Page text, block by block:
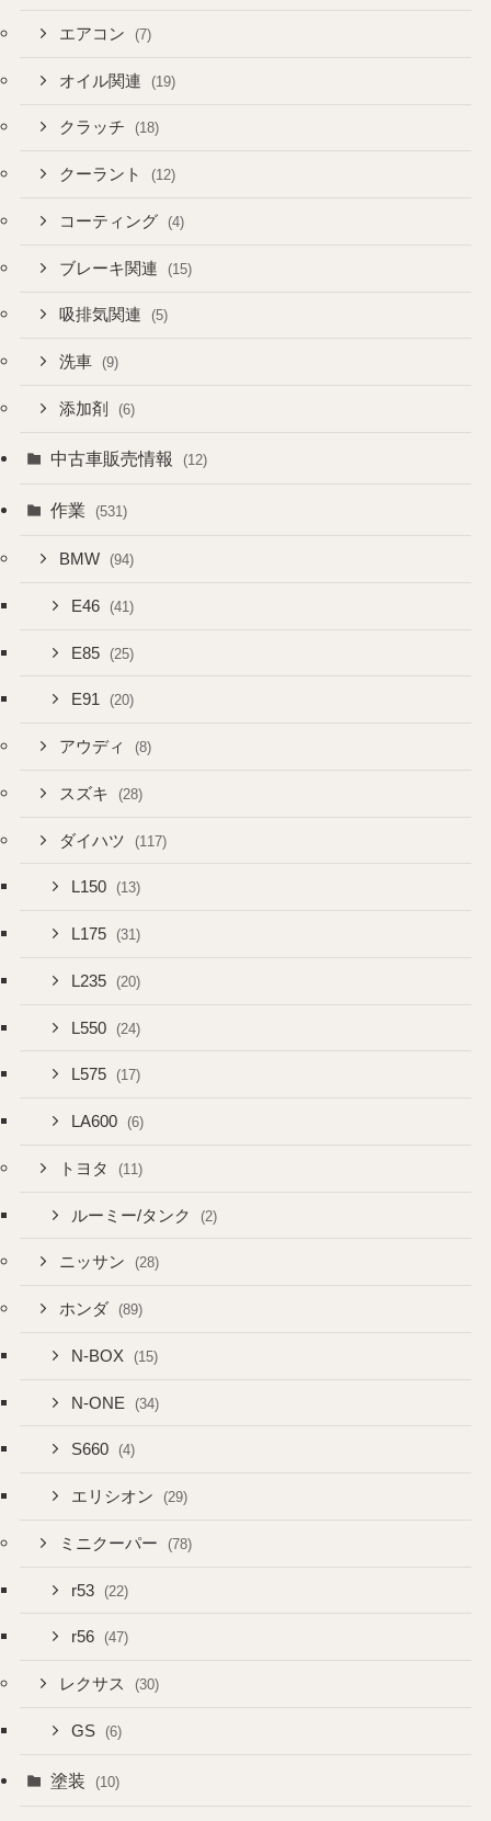
エアコン (7)
オイル関連 (19)
クラッチ (18)
クーラント (12)
コーティング (4)
ブレーキ関連 (15)
吸排気関連 (5)
洗車 (9)
添加剤 (6)
中古車販売情報 (12)
作業 (531)
BMW (94)
E46 (41)
E85 (25)
E91 (20)
アウディ (8)
スズキ (28)
ダイハツ (117)
L150 (13)
L175 (31)
L235 (20)
L550 (24)
L575 (17)
LA600 (6)
トヨタ (11)
ルーミー/タンク (2)
ニッサン (28)
ホンダ (89)
N-BOX (15)
N-ONE (34)
S660 (4)
エリシオン (29)
ミニクーパー (78)
r53 (22)
r56 (47)
レクサス (30)
GS (6)
塗装 (10)